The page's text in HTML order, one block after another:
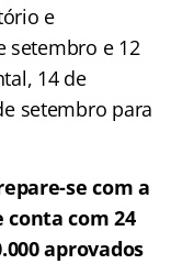
e
setembro e 12
14 de
setembro para
se com a
com 24
aprovados